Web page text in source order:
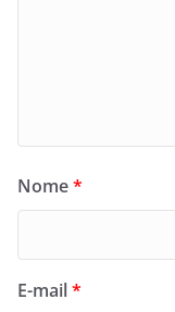
Nome*
E-mail*